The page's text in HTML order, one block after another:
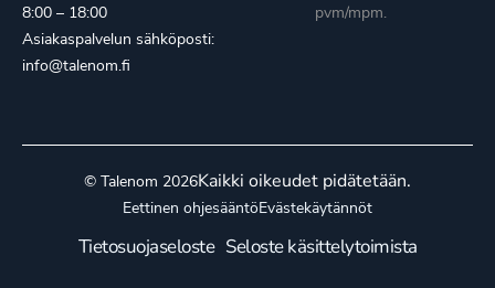
8:00 – 18:00
Asiakaspalvelun sähköposti:
info@talenom.fi
pvm/mpm.
© Talenom 2026Kaikki oikeudet pidätetään.
Eettinen ohjesääntöEvästekäytännöt
Tietosuojaseloste Seloste käsittelytoimista